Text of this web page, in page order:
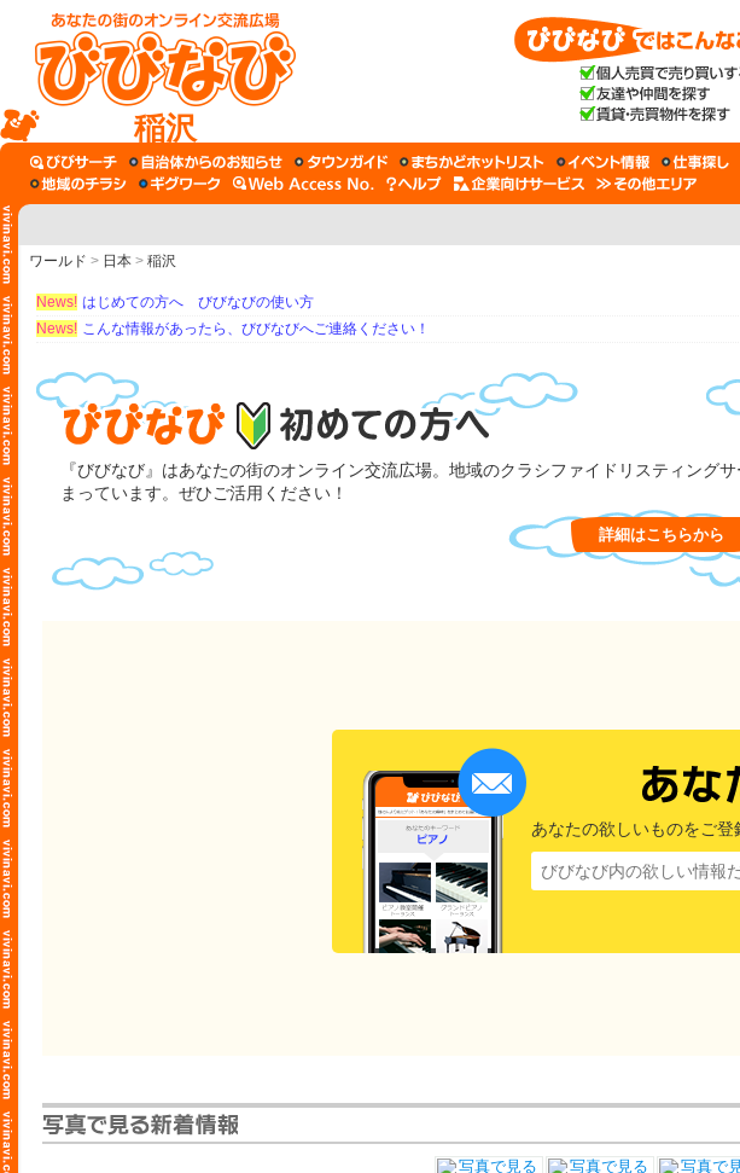
稲沢
ワールド > 日本 > 稲沢
News! はじめての方へ びびなびの使い方
News! こんな情報があったら、びびなびへご連絡ください！
『びびなび』はあなたの街のオンライン交流広場。地域のクラシファイドリスティング
まっています。ぜひご活用ください！
詳細はこちらから
あなたの欲しいものをご登